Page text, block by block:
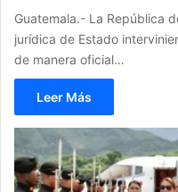
Guatemala.- La República
jurídica de Estado
de manera oficial…
Leer Más